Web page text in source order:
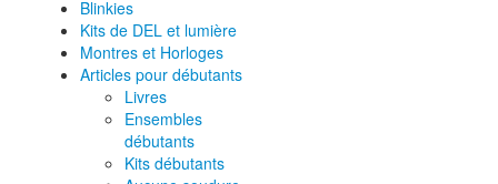
Blinkies
Kits de DEL et lumière
Montres et Horloges
Articles pour débutants
Livres
Ensembles
débutants
Kits débutants